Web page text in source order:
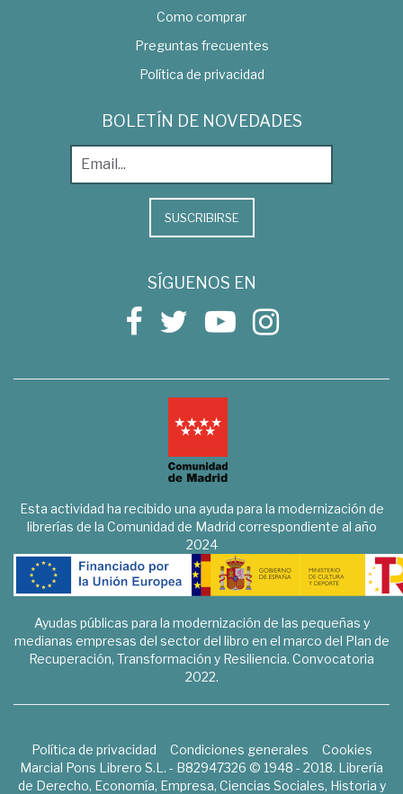
Como comprar
Preguntas frecuentes
Política de privacidad
BOLETÍN DE NOVEDADES
SUSCRIBIRSE
SÍGUENOS EN
Esta actividad ha recibido una ayuda para la modernización de
librerías de la Comunidad de Madrid correspondiente al año
2024
Ayudas públicas para la modernización de las pequeñas y
medianas empresas del sector del libro en el marco del Plan de
Recuperación, Transformación y Resiliencia. Convocatoria
2022.
Política de privacidad Condiciones generales
Cookies
Marcial Pons Librero S.L. - B82947326 © 1948 - 2018. Librería
de Derecho, Economía, Empresa, Ciencias Sociales, Historia y